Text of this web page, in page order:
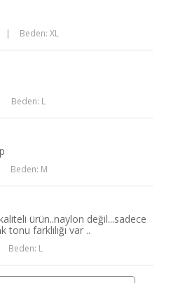
| Beden: XL
Beden: L
Beden: M
ürün..naylon değil...sadece
farklılığı var ..
Beden: L